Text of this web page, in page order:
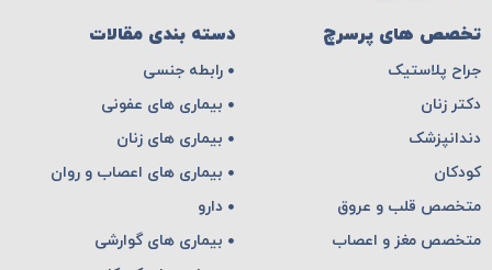
تخصص های پرسرچ
جراح پلاستیک
دکتر زنان
دندانپزشک
کودکان
متخصص قلب و عروق
متخصص مغز و اعصاب
دسته بندی مقالات
رابطه جنسی
بیماری های عفونی
بیماری های زنان
بیماری های اعصاب و روان
دارو
بیماری های گوارشی